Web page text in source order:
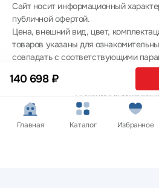
140 698 ₽
Сайт носит информационный
публичной офертой.
Цена, внешний вид, цвет,
товаров указаны для
совпадать с соответствующими
товаров - уточняйте информацию у
оформлении заказа.
Политика
© 2012 — 2026 ООО
Главная Каталог Избранное